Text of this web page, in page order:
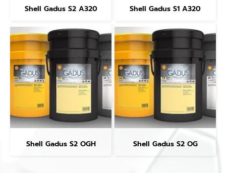
Shell Gadus S2 A320 Shell Gadus S1 A320
Shell Gadus S2 OGH Shell Gadus S2 OG